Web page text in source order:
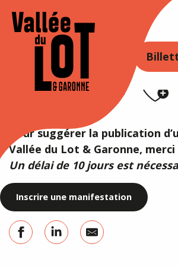
contenu
principal
Accueil Agenda
AGENDA
Pour suggérer la publication
Vallée du Lot & Garonne,
Un délai de 10 jours est
Inscrire une manifestation